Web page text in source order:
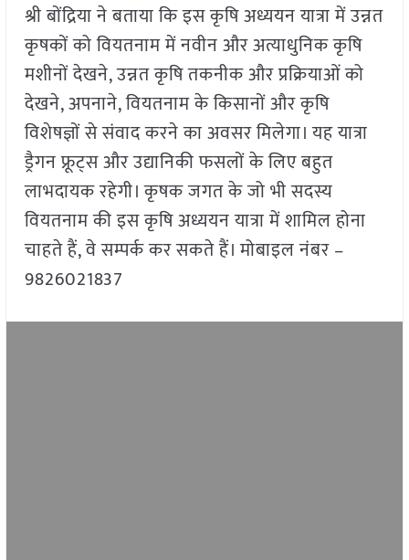
श्री बोंद्रिया ने बताया कि इस कृषि अध्ययन यात्रा में उन्नत
कृषकों को वियतनाम में नवीन और अत्याधुनिक कृषि
मशीनों देखने, उन्नत कृषि तकनीक और प्रक्रियाओं को
देखने, अपनाने, वियतनाम के किसानों और कृषि
विशेषज्ञों से संवाद करने का अवसर मिलेगा। यह यात्रा
ड्रैगन फ्रूट्स और उद्यानिकी फसलों के लिए बहुत
लाभदायक रहेगी। कृषक जगत के जो भी सदस्य
वियतनाम की इस कृषि अध्ययन यात्रा में शामिल होना
चाहते हैं, वे सम्पर्क कर सकते हैं। मोबाइल नंबर –
9826021837